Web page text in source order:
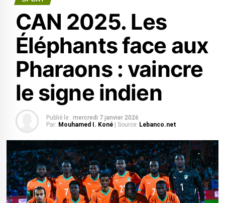
CAN 2025. Les
Éléphants face aux
Pharaons : vaincre
le signe indien
Publié le : mercredi 7 janvier 2026
Par: Mouhamed I. Koné | Source: Lebanco.net